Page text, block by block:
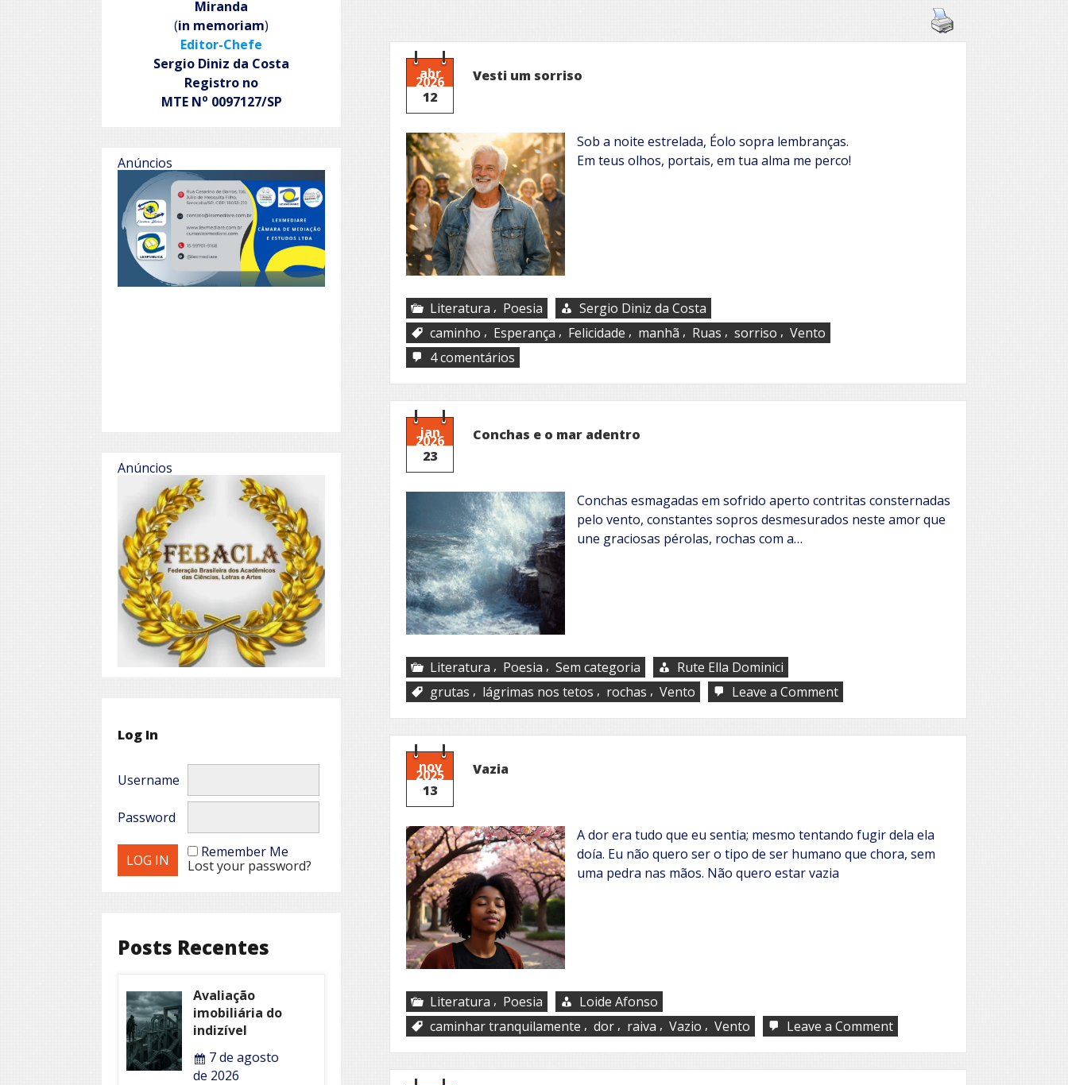
abr
2026
12
Vesti um sorriso
Sob a noite estrelada, Éolo sopra lembranças.
Em teus olhos, portais, em tua alma me perco!
Literatura , Poesia
Sergio Diniz da Costa
caminho , Esperança , Felicidade , manhã , Ruas , sorriso , Vento
4 comentários
Vesti
um
sorriso
jan
2026
23
Conchas e o mar adentro
Conchas esmagadas em sofrido aperto contritas consternadas
pelo vento, constantes sopros desmesurados neste amor que
une graciosas pérolas, rochas com a…
Literatura , Poesia , Sem categoria
Rute Ella Dominici
grutas , lágrimas nos tetos , rochas , Vento Leave a Commenton
Conchas
e
o
nov
2025
13
Vazia
A dor era tudo que eu sentia; mesmo tentando fugir dela ela
doía. Eu não quero ser o tipo de ser humano que chora, sem
uma pedra nas mãos. Não quero estar vazia
Literatura , Poesia
Loide Afonso
caminhar tranquilamente , dor , raiva , Vazio , Vento Leave a Commenton
Vazia
Miranda
(in memoriam)
Editor-Chefe
Sergio Diniz da Costa
Registro no
MTE No 0097127/SP
Anúncios
Anúncios
Log In
Username
Password
Remember Me
Lost your password?
Posts Recentes
Avaliação
imobiliária do
indizível
7 de agosto
de 2026